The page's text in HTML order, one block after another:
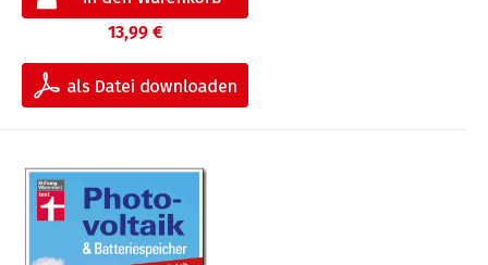
13,99 €